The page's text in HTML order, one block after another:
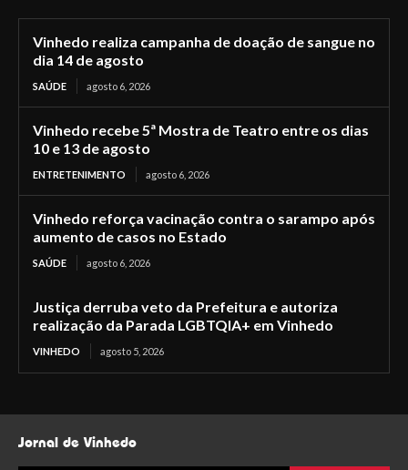
Vinhedo realiza campanha de doação de sangue no
dia 14 de agosto
SAÚDE agosto 6, 2026
Vinhedo recebe 5ª Mostra de Teatro entre os dias
10 e 13 de agosto
ENTRETENIMENTO agosto 6, 2026
Vinhedo reforça vacinação contra o sarampo após
aumento de casos no Estado
SAÚDE agosto 6, 2026
Justiça derruba veto da Prefeitura e autoriza
realização da Parada LGBTQIA+ em Vinhedo
VINHEDO agosto 5, 2026
Jornal de Vinhedo